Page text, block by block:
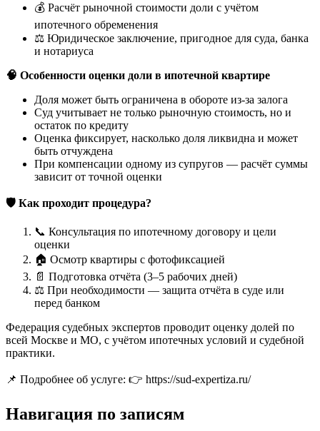
💰 Расчёт рыночной стоимости доли с учётом
ипотечного обременения
⚖️ Юридическое заключение, пригодное для суда, банка
и нотариуса
🧠 Особенности оценки доли в ипотечной квартире
Доля может быть ограничена в обороте из-за залога
Суд учитывает не только рыночную стоимость, но и
остаток по кредиту
Оценка фиксирует, насколько доля ликвидна и может
быть отчуждена
При компенсации одному из супругов — расчёт суммы
зависит от точной оценки
🛡 ️ Как проходит процедура?
📞 Консультация по ипотечному договору и цели
оценки
🏠 Осмотр квартиры с фотофиксацией
📄 Подготовка отчёта (3–5 рабочих дней)
⚖️ При необходимости — защита отчёта в суде или
перед банком
Федерация судебных экспертов проводит оценку долей по
всей Москве и МО, с учётом ипотечных условий и судебной
практики.
📌 Подробнее об услуге: 👉 https://sud-expertiza.ru/
Навигация по записям